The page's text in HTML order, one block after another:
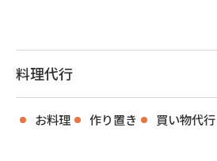
料理代行
お料理 作り置き 買い物代行